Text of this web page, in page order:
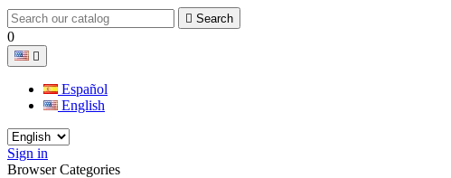
 Search
0

Español
English
Sign in
Browser Categories